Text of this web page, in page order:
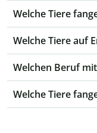
Welche Tiere
Welche Tiere auf
Welchen Beruf
Welche Tiere